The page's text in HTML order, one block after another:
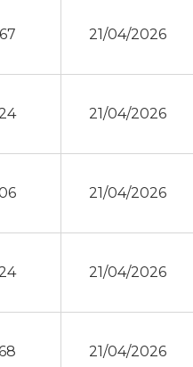
21/04/2026
21/04/2026
21/04/2026
21/04/2026
21/04/2026